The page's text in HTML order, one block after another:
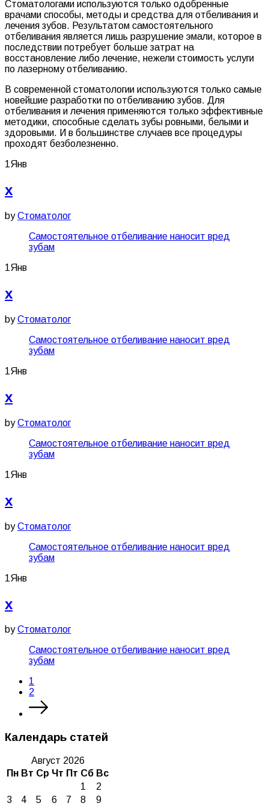
Стоматологами используются только одобренные
врачами способы, методы и средства для отбеливания и
лечения зубов. Результатом самостоятельного
отбеливания является лишь разрушение эмали, которое в
последствии потребует больше затрат на
восстановление либо лечение, нежели стоимость услуги
по лазерному отбеливанию.
В современной стоматологии используются только самые
новейшие разработки по отбеливанию зубов. Для
отбеливания и лечения применяются только эффективные
методики, способные сделать зубы ровными, белыми и
здоровыми. И в большинстве случаев все процедуры
проходят безболезненно.
1Янв
x
byСтоматолог
Самостоятельное отбеливание наносит вред
зубам
1Янв
x
byСтоматолог
Самостоятельное отбеливание наносит вред
зубам
1Янв
x
byСтоматолог
Самостоятельное отбеливание наносит вред
зубам
1Янв
x
byСтоматолог
Самостоятельное отбеливание наносит вред
зубам
1Янв
x
byСтоматолог
Самостоятельное отбеливание наносит вред
зубам
1
2
Календарь статей
Август 2026
Пн Вт Ср Чт Пт Сб Вс
1
2
3
4 5 6 7 8
9